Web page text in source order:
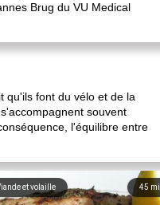
Brug du VU Medical
qu'ils font du vélo et de la
souvent
l'équilibre entre
45
et volaille